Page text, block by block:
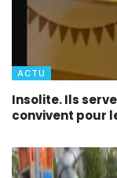
ACTU
Insolite. Ils
convivent pour